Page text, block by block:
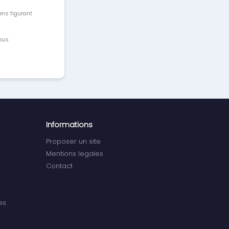
figurant
Informations
Proposer un site
Mentions legales
Contact